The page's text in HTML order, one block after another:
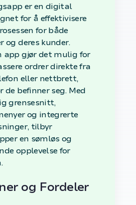
er en digital
for å effektivisere
for både
og deres kunder.
app gjør det mulig for
ordrer direkte fra
eller nettbrett,
de befinner seg. Med
grensesnitt,
og integrerte
tilbyr
en sømløs og
opplevelse for
og Fordeler